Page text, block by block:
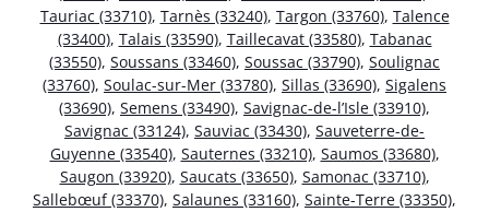
Tauriac (33710), Tarnès (33240), Targon (33760), Talence
(33400), Talais (33590), Taillecavat (33580), Tabanac
(33550), Soussans (33460), Soussac (33790), Soulignac
(33760), Soulac-sur-Mer (33780), Sillas (33690), Sigalens
(33690), Semens (33490), Savignac-de-l’Isle (33910),
Savignac (33124), Sauviac (33430), Sauveterre-de-
Guyenne (33540), Sauternes (33210), Saumos (33680),
Saugon (33920), Saucats (33650), Samonac (33710),
Sallebœuf (33370), Salaunes (33160), Sainte-Terre (33350),